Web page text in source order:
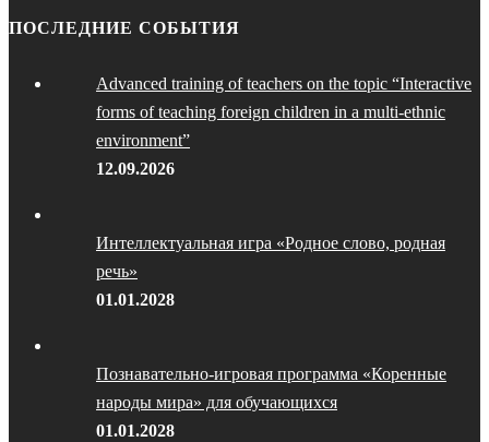
ПОСЛЕДНИЕ СОБЫТИЯ
Advanced training of teachers on the topic “Interactive
forms of teaching foreign children in a multi-ethnic
environment”
12.09.2026
Интеллектуальная игра «Родное слово, родная
речь»
01.01.2028
Познавательно-игровая программа «Коренные
народы мира» для обучающихся
01.01.2028